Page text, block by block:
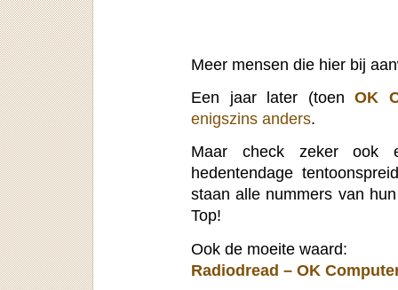
Meer mensen die hier bij
Een jaar later (toenOK
enigszins anders.
Maar check zeker ook
hedentendage
staan alle nummers van
Top!
Ook de moeite waard:
Radiodread – OK